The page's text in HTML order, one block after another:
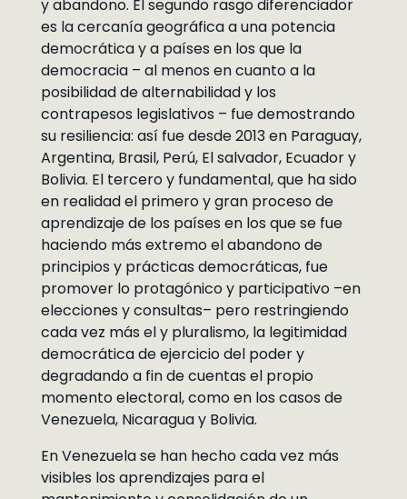
y abandono. El segundo rasgo diferenciador
es la cercanía geográfica a una potencia
democrática y a países en los que la
democracia – al menos en cuanto a la
posibilidad de alternabilidad y los
contrapesos legislativos – fue demostrando
su resiliencia: así fue desde 2013 en Paraguay,
Argentina, Brasil, Perú, El salvador, Ecuador y
Bolivia. El tercero y fundamental, que ha sido
en realidad el primero y gran proceso de
aprendizaje de los países en los que se fue
haciendo más extremo el abandono de
principios y prácticas democráticas, fue
promover lo protagónico y participativo –en
elecciones y consultas– pero restringiendo
cada vez más el y pluralismo, la legitimidad
democrática de ejercicio del poder y
degradando a fin de cuentas el propio
momento electoral, como en los casos de
Venezuela, Nicaragua y Bolivia.
En Venezuela se han hecho cada vez más
visibles los aprendizajes para el